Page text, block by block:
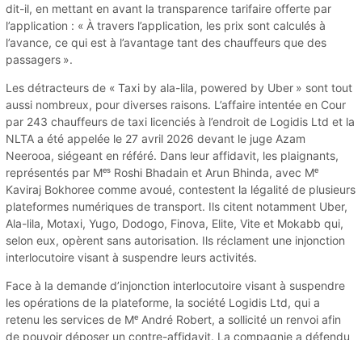
dit-il, en mettant en avant la transparence tarifaire offerte par
l’application : « À travers l’application, les prix sont calculés à
l’avance, ce qui est à l’avantage tant des chauffeurs que des
passagers ».
Les détracteurs de « Taxi by ala-lila, powered by Uber » sont tout
aussi nombreux, pour diverses raisons. L’affaire intentée en Cour
par 243 chauffeurs de taxi licenciés à l’endroit de Logidis Ltd et la
NLTA a été appelée le 27 avril 2026 devant le juge Azam
Neerooa, siégeant en référé. Dans leur affidavit, les plaignants,
représentés par Mᵉˢ Roshi Bhadain et Arun Bhinda, avec Mᵉ
Kaviraj Bokhoree comme avoué, contestent la légalité de plusieurs
plateformes numériques de transport. Ils citent notamment Uber,
Ala-lila, Motaxi, Yugo, Dodogo, Finova, Elite, Vite et Mokabb qui,
selon eux, opèrent sans autorisation. Ils réclament une injonction
interlocutoire visant à suspendre leurs activités.
Face à la demande d’injonction interlocutoire visant à suspendre
les opérations de la plateforme, la société Logidis Ltd, qui a
retenu les services de Mᵉ André Robert, a sollicité un renvoi afin
de pouvoir déposer un contre-affidavit. La compagnie a défendu